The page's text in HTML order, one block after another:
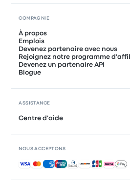
COMPAGNIE
À propos
Emplois
Devenez partenaire avec nous
Rejoignez notre programme
Devenez un partenaire API
Blogue
ASSISTANCE
Centre d'aide
NOUS ACCEPTONS
Paiements acceptés